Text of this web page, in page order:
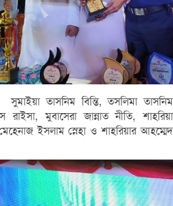
সুমাইয়া তাসনিম বিন্তি, তসলিমা তাসনিম
রাইসা, মুবাসেরা জান্নাত নীতি, শাহরিয়া
ইসলাম স্নেহা ও শাহরিয়ার আহম্মেদ